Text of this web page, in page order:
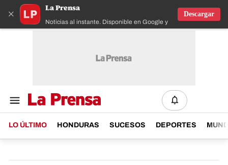
×
La Prensa
Noticias al instante. Disponible en Google y IOS
Descargar
LO ÚLTIMO HONDURAS SUCESOS DEPORTES